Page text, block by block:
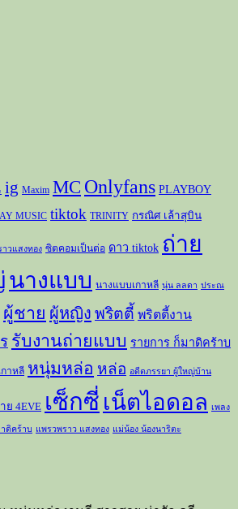
ig Maxim MC Onlyfans PLAYBOY
MUSIC tiktok TRINITY กรณิศ เล้าสุบิน
วแสงทอง ซิตคอมเป็นต่อ ดาว tiktok ถ่าย
นางแบบ นางแบบเกาหลี นุ่น ลลดา ประณ
ผู้ชาย ผู้หญิง พริตตี้ พริตตี้งาน
รับงานถ่ายแบบ รายการ ก็มาดิคร้าบ
กาหลี หนุ่มหล่อ หล่อ อดีตภรรยา ผู้ใหญ่บ้าน
ย 4EVE เซ็กซี่ เน็ตไอดอล เพลง
ดิคร้าบ แพรวพราว แสงทอง แม่น้อง น้องนาริตะ